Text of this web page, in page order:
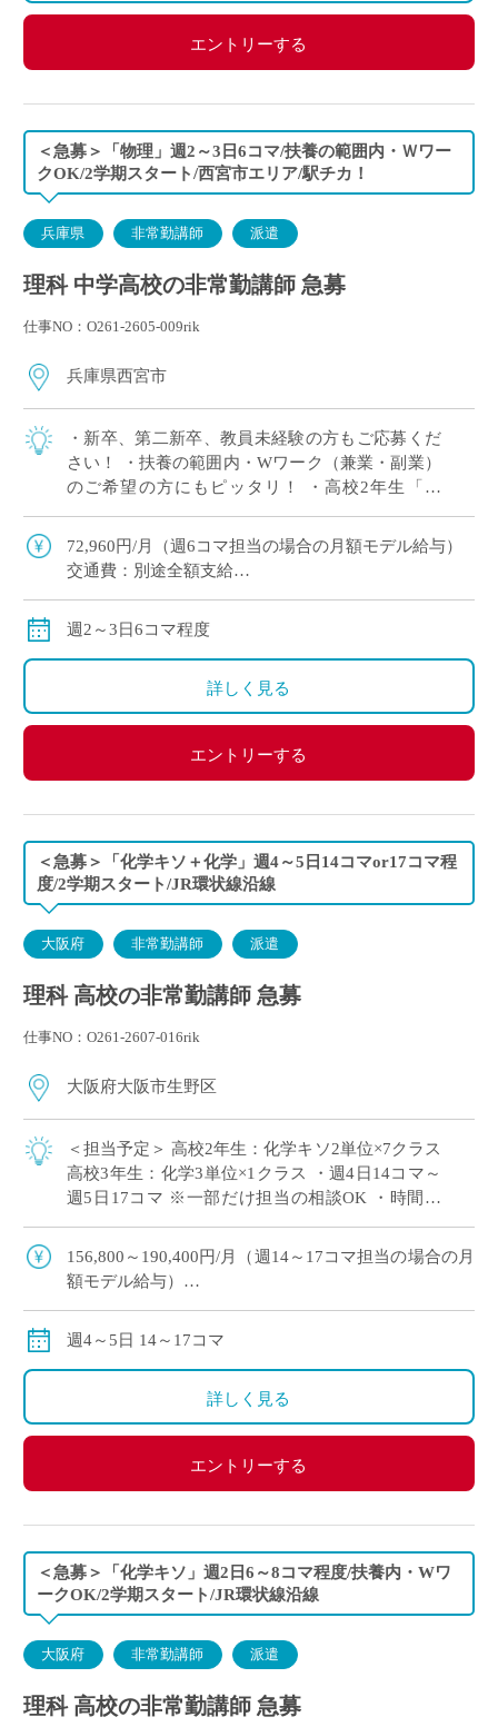
エントリーする
＜急募＞「物理」週2～3日6コマ/扶養の範囲内・Ｗワー
クOK/2学期スタート/西宮市エリア/駅チカ！
兵庫県 非常勤講師 派遣
理科 中学高校の非常勤講師 急募
仕事NO：O261-2605-009rik
兵庫県西宮市
・新卒、第二新卒、教員未経験の方もご応募くだ
さい！ ・扶養の範囲内・Wワーク（兼業・副業）
のご希望の方にもピッタリ！ ・高校2年生「物
学期スタート ・兵庫県西宮市エリ […]
72,960円/月（週6コマ担当の場合の月額モデル給与）
交通費：別途全額支給
算になります
週2～3日6コマ程度
詳しく見る
エントリーする
＜急募＞「化学キソ＋化学」週4～5日14コマor17コマ程
度/2学期スタート/JR環状線沿線
大阪府 非常勤講師 派遣
理科 高校の非常勤講師 急募
仕事NO：O261-2607-016rik
大阪府大阪市生野区
＜担当予定＞ 高校2年生：化学キソ2単位×7クラス
高校3年生：化学3単位×1クラス ・週4日14コマ～
週5日17コマ ※一部だけ担当の相談OK ・時間割
科の非常勤講師で勤務 […]
156,800～190,400円/月（週14～17コマ担当の場合の月
額モデル給与）
※月の途中からご勤務開始の場合は、日割計算になり
週4～5日 14～17コマ
詳しく見る
エントリーする
＜急募＞「化学キソ」週2日6～8コマ程度/扶養内・Wワ
ークOK/2学期スタート/JR環状線沿線
大阪府 非常勤講師 派遣
理科 高校の非常勤講師 急募